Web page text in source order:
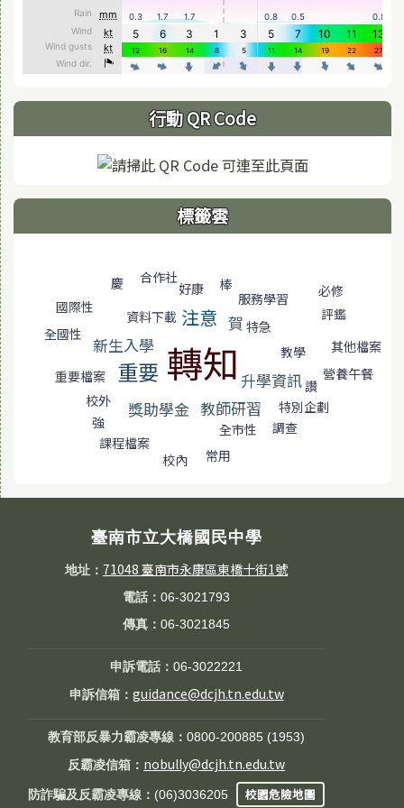
行動 QR Code
標籤雲
慶 合作社
好康
棒
國際性
資料下載 注意
服務學習
必修
評鑑
全國性
賀
新生入學
特急
轉知
重要檔案 重要
教學 其他檔案
升學資訊
營養午餐
校外
讚
強
獎助學金 教師研習
特別企劃
課程檔案
全市性
調查
校內
常用
臺南市立大橋國民中學
地址： 71048 臺南市永康區東橋十街1號
電話：06-3021793
傳真：06-3021845
申訴電話：06-3022221
申訴信箱： guidance@dcjh.tn.edu.tw
教育部反暴力霸凌專線：0800-200885 (1953)
反霸凌信箱： nobully@dcjh.tn.edu.tw
防詐騙及反霸凌專線： (06)3036205 校園危險地圖